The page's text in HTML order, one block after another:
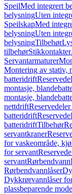
SpeilMed integrert
belysningUten
SpeilskapMed
belysningUten
belysningTilbehør
tilbehørStikkontakter
Servantarmaturer
Montering av stativ,
batteridrift
montasje,
montasje,
nettdrift
batteridrift
batteridriftTilbehør
servantkraner
for vaskeområde,
for servant
servant
Rørbendvannlåser
Dykkrørvannlåser
plassbeparende